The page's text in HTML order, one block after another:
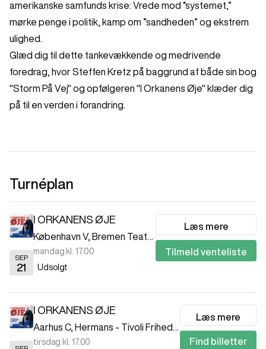
amerikanske samfunds krise: Vrede mod “systemet,”
mørke penge i politik, kamp om ”sandheden” og ekstrem
ulighed.
Glæd dig til dette tankevækkende og medrivende
foredrag, hvor Steffen Kretz på baggrund af både sin bog
"Storm På Vej" og opfølgeren "I Orkanens Øje" klæder dig
på til en verden i forandring.
Turnéplan
SEP
21
I ORKANENS ØJE
København V, Bremen Teater
mandag kl. 17.00
Udsolgt
Læs mere
Tilmeld venteliste
I ORKANENS ØJE
Aarhus C, Hermans - Tivoli Friheden
tirsdag kl. 17.00
Læs mere
Find billetter